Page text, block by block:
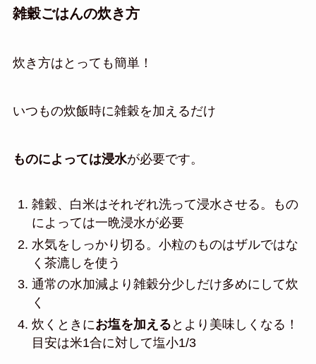
雑穀ごはんの炊き方
炊き方はとっても簡単！
いつもの炊飯時に雑穀を加えるだけ
ものによっては浸水が必要です。
雑穀、白米はそれぞれ洗って浸水させる。もの
によっては一晩浸水が必要
水気をしっかり切る。小粒のものはザルではな
く茶漉しを使う
通常の水加減より雑穀分少しだけ多めにして炊
く
炊くときにお塩を加える とより美味しくなる！
目安は米1合に対して塩小1/3